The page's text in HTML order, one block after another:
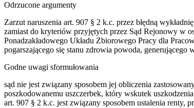
Odrzucone argumenty
Zarzut naruszenia art. 907 § 2 k.c. przez błędną
zamiast do kryteriów przyjętych przez Sąd Rejonowy w
Ponadzakładowego Układu Zbiorowego Pracy dla
pogarszającego się stanu zdrowia powoda, generującego
Godne uwagi sformułowania
sąd nie jest związany sposobem jej obliczenia
poszkodowanemu uszczerbek, który wskutek
art. 907 § 2 k.c. jest związany sposobem ustalenia renty,